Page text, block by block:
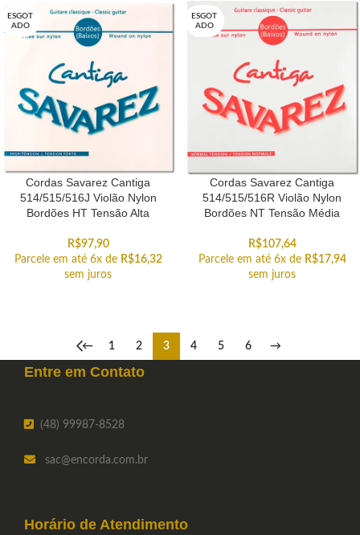
ESGOT
ADO
Cordas Savarez Cantiga
514/515/516J Violão Nylon
Bordões HT Tensão Alta
R$97,90
Parcele em até 6x de R$16,32
sem juros
ESGOT
ADO
Cordas Savarez Cantiga
514/515/516R Violão Nylon
Bordões NT Tensão Média
R$107,64
Parcele em até 6x de R$17,94
sem juros
← 1 2 3 4 5 6 →
Entre em Contato
(48) 99987-8528
sac@encorda.com.br
Horário de Atendimento